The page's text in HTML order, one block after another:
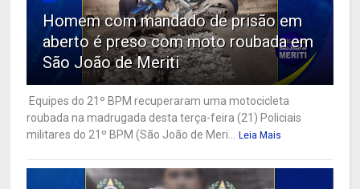
Homem com mandado de prisão em
aberto é preso com moto roubada em
São João de Meriti
Equipes do 21º BPM recuperaram uma motocicleta
roubada na madrugada desta terça-feira (21) Policiais
militares do 21º BPM (São João de Meri... Leia Mais